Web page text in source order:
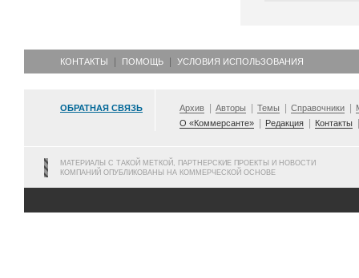
КОНТАКТЫ ПОМОЩЬ УСЛОВИЯ ИСПОЛЬЗОВАНИЯ
ОБРАТНАЯ СВЯЗЬ Архив Авторы Темы Справочники
О «Коммерсанте»
Редакция Контакты
МАТЕРИАЛЫ С ТАКОЙ МЕТКОЙ, ПАРТНЕРСКИЕ ПРОЕКТЫ И НОВОСТИ
КОМПАНИЙ ОПУБЛИКОВАНЫ НА КОММЕРЧЕСКОЙ ОСНОВЕ